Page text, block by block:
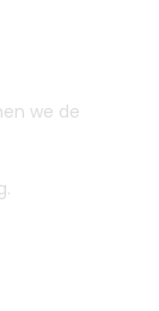
we de